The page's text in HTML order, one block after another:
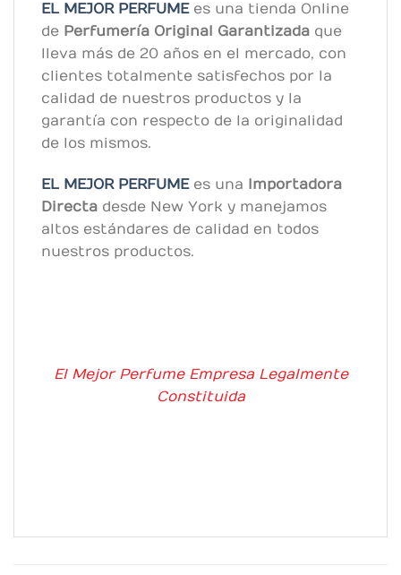
EL MEJOR PERFUMEes una tienda Online
de Perfumería Original Garantizada que
lleva más de 20 años en el mercado, con
clientes totalmente satisfechos por la
calidad de nuestros productos y la
garantía con respecto de la originalidad
de los mismos.
EL MEJOR PERFUME es una
Importadora
Directa desde New York y manejamos
altos estándares de calidad en todos
nuestros productos.
El Mejor Perfume Empresa Legalmente
Constituida